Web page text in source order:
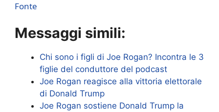
Fonte
Messaggi simili:
Chi sono i figli di Joe Rogan? Incontra le 3
figlie del conduttore del podcast
Joe Rogan reagisce alla vittoria elettorale
di Donald Trump
Joe Rogan sostiene Donald Trump la